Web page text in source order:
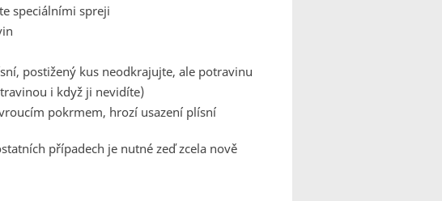
speciálními spreji
postižený kus neodkrajujte, ale potravinu
i když ji nevidíte)
pokrmem, hrozí usazení plísní
případech je nutné zeď zcela nově